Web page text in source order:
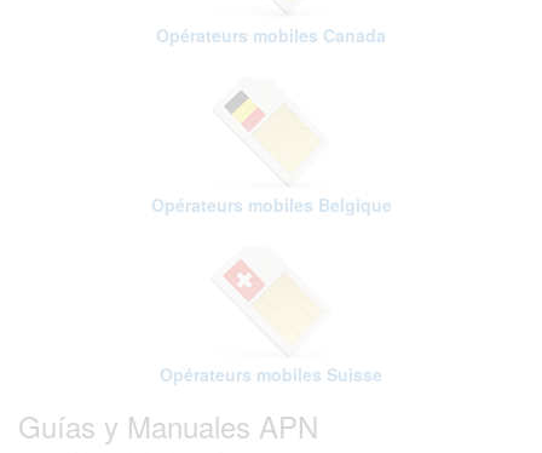
Opérateurs mobiles Canada
Opérateurs mobiles Belgique
Opérateurs mobiles Suisse
Guías y Manuales APN